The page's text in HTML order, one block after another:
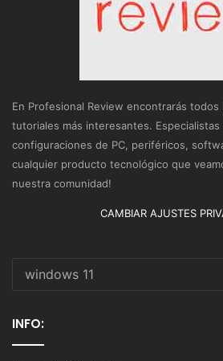
En Profesional Review encontrarás
tutoriales más interesantes. Especialistas
configuraciones de PC, periféricos,
cualquier producto tecnológico que
nuestra comunidad!
CAMBIAR AJUSTES
INFO: